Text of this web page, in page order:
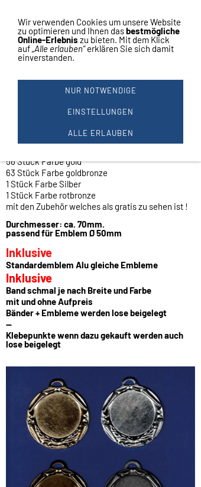
Navigation einblenden
SI, BR. #MR 35
in gold - silber - bronze
56 Stück Farbe gold
63 Stück Farbe goldbronze
1 Stück Farbe Silber
1 Stück Farbe rotbronze
mit den Zubehör welches als gratis zu sehen ist !
Durchmesser: ca. 70mm.
passend für Emblem Ø 50mm
Inklusive
Standardemblem Alu gleiche Embleme
Inklusive
Band schmal je nach Breite und Farbe
mit und ohne Aufpreis
Bänder + Embleme werden lose beigelegt
--
Klebepunkte wenn dazu gekauft werden auch
lose beigelegt
Wir verwenden Cookies um unsere Website
zu optimieren und Ihnen dasbestmögliche
Online-Erlebnis zu bieten. Mit dem Klick
auf„Alle erlauben“erklären Sie sich damit
einverstanden.
NUR NOTWENDIGE
EINSTELLUNGEN
ALLE ERLAUBEN